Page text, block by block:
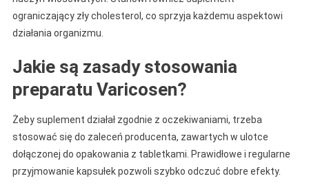
ograniczający zły cholesterol, co sprzyja każdemu aspektowi
działania organizmu.
Jakie są zasady stosowania
preparatu Varicosen?
Żeby suplement działał zgodnie z oczekiwaniami, trzeba
stosować się do zaleceń producenta, zawartych w ulotce
dołączonej do opakowania z tabletkami. Prawidłowe i regularne
przyjmowanie kapsułek pozwoli szybko odczuć dobre efekty.